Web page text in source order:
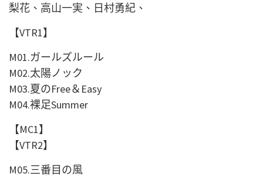
梨花、高山一実、日村勇紀、
【VTR1】
M01.ガールズルール
M02.太陽ノック
M03.夏のFree＆ Easy
M04.裸足Summer
【MC1】
【VTR2】
M05.三番目の風